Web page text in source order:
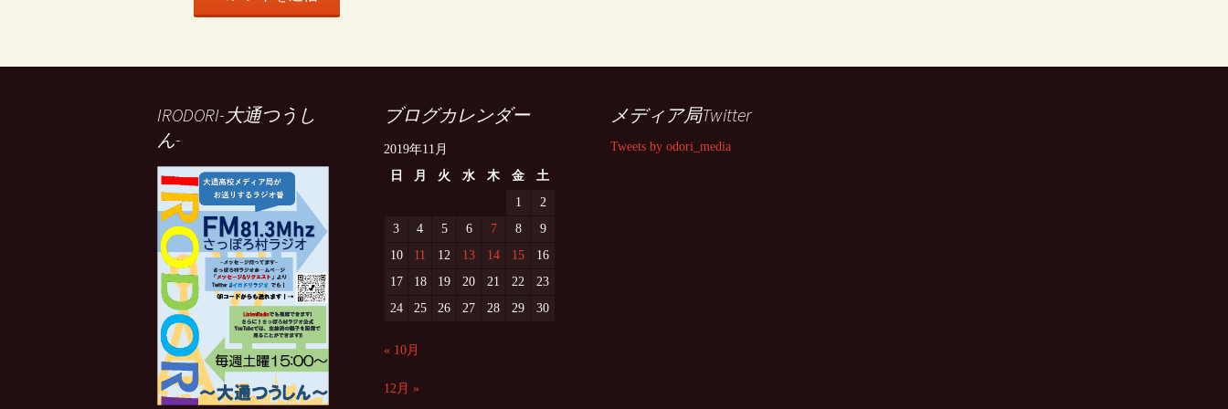
IRODORI-大通つうし
ん-
ブログカレンダー
2019年11月
日
月 火 水 木 金
土
1
2
3
4 5 6 7 8
9
10
11 12 13 14 15
16
17
18 19 20 21 22
23
24
25 26 27 28 29 30
« 10月
12月 »
メディア局Twitter
Tweets by odori_media